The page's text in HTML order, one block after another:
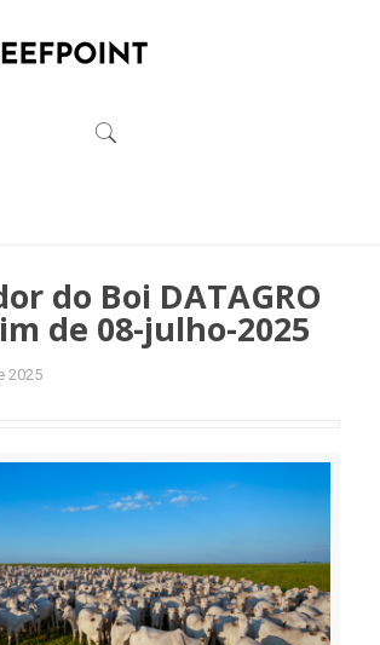
do Boi DATAGRO
de 08-julho-2025
2025